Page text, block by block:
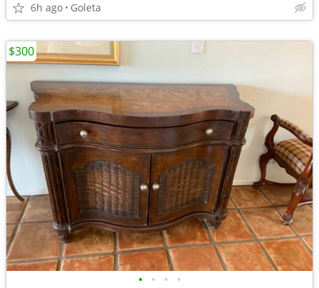
6h ago Goleta
• • • •
$300